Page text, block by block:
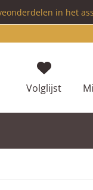
in het
VolglijstJe